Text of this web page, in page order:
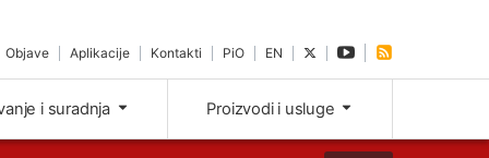
Objave Aplikacije Kontakti PiO EN
i suradnja Proizvodi i usluge